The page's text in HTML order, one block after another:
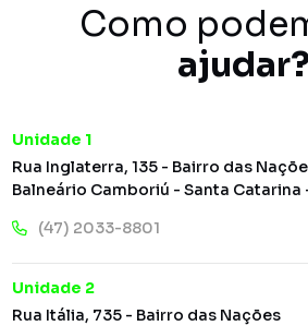
Como
ajudar?
Unidade 1
Rua Inglaterra, 135 - Bairro das
Balneário Camboriú - Santa Catarina
(47) 2033-8801
Unidade 2
Rua Itália, 735 - Bairro das Nações